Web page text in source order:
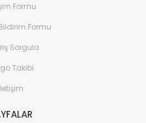
Formu
Formu
Sorgula
Takibi